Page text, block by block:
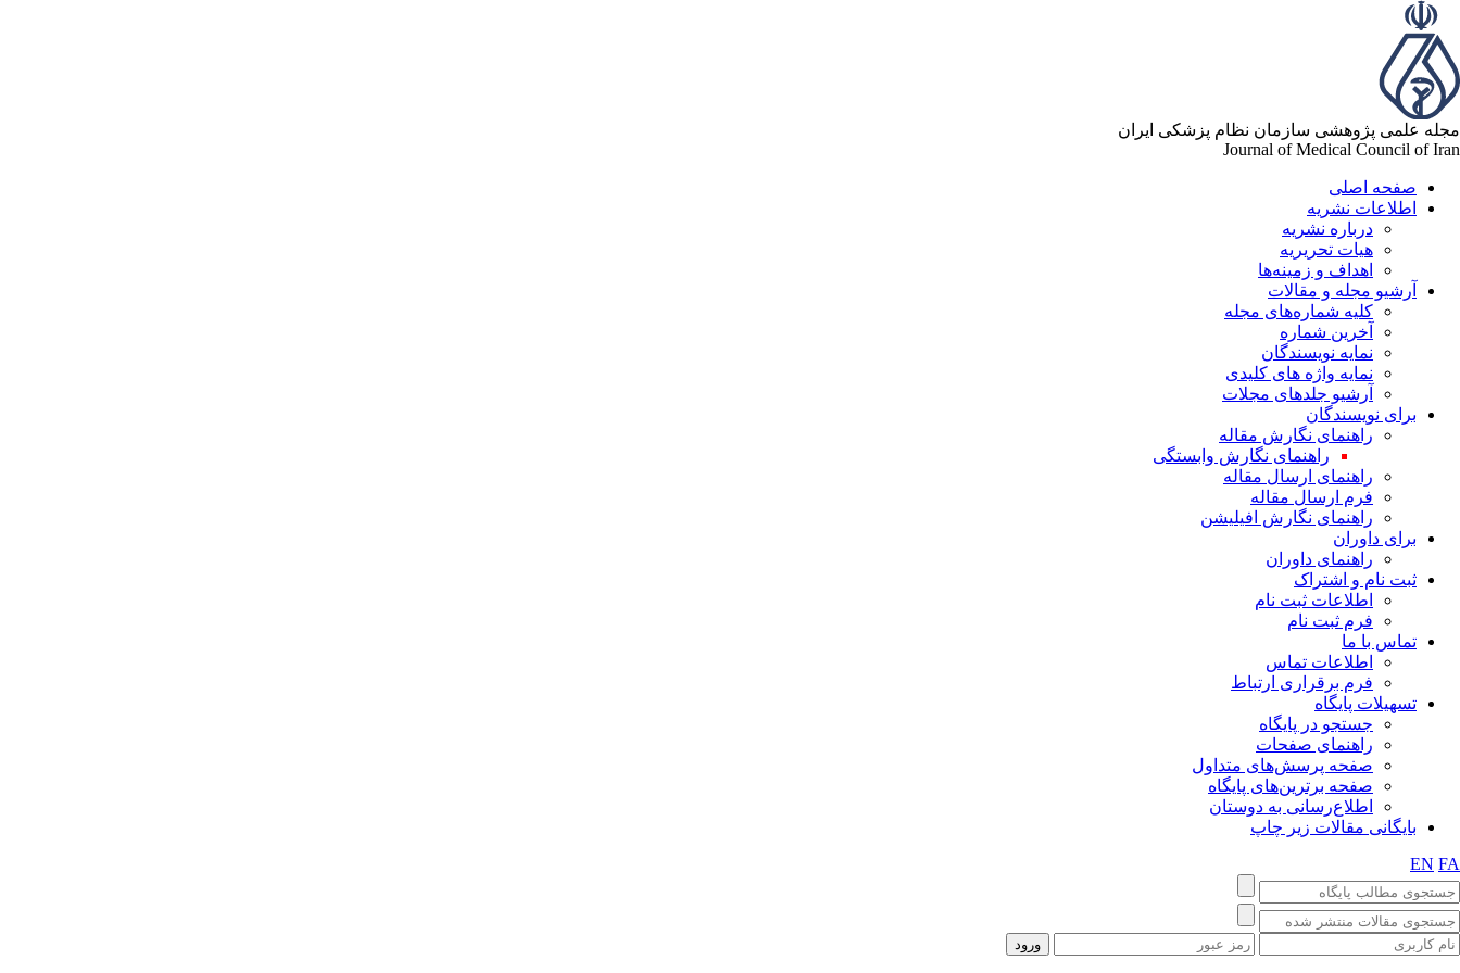
مجله علمی پژوهشی سازمان نظام پزشکی ایران
Journal of Medical Council of Iran
صفحه اصلی
اطلاعات نشریه
درباره نشریه
هیات تحریریه
اهداف و زمینه‌ها
آرشیو مجله و مقالات
کلیه شماره‌های مجله
آخرین شماره
نمایه نویسندگان
نمایه واژه های کلیدی
آرشیو جلدهای مجلات
برای نویسندگان
راهنمای نگارش مقاله
راهنمای نگارش وابستگی
راهنمای ارسال مقاله
فرم ارسال مقاله
راهنمای نگارش افیلیشن
برای داوران
راهنمای داوران
ثبت نام و اشتراک
اطلاعات ثبت نام
فرم ثبت نام
تماس با ما
اطلاعات تماس
فرم برقراری ارتباط
تسهیلات پایگاه
جستجو در پایگاه
راهنمای صفحات
صفحه پرسش‌های متداول
صفحه برترین‌های پایگاه
اطلاع‌رسانی به دوستان
بایگانی مقالات زیر چاپ
EN FA